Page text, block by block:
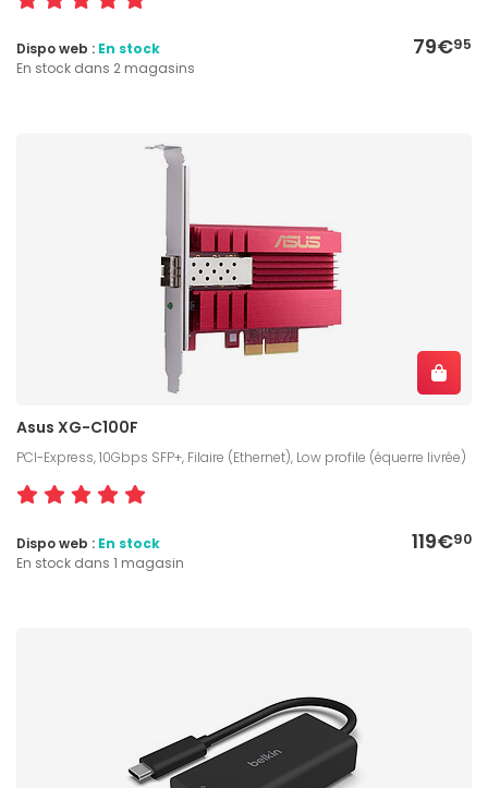
79€95
Dispo web : En stock
En stock dans 2 magasins
Asus XG-C100F
PCI-Express, 10Gbps SFP+, Filaire (Ethernet), Low profile (équerre livrée)
119€90
Dispo web : En stock
En stock dans 1 magasin